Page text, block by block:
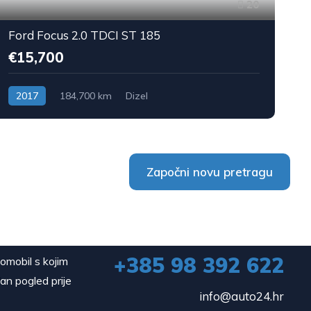
20
Ford Focus 2.0 TDCI ST 185
€15,700
2017 184,700 km Dizel
Započni novu pretragu
s kojim
pogled prije
+385 98 392 622
info@auto24.hr